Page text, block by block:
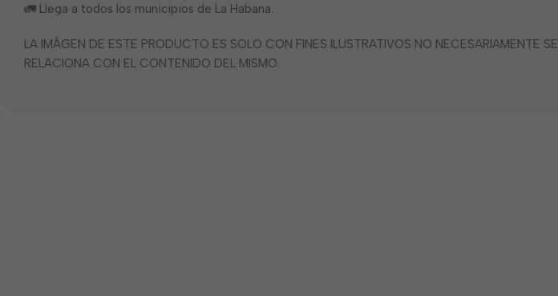
🚛 Llega a todos los municipios de La Habana.
LA IMÁGEN DE ESTE PRODUCTO ES SOLO CON FINES ILUSTRATIVOS NO NECESARIAMENTE SE
RELACIONA CON EL CONTENIDO DEL MISMO.